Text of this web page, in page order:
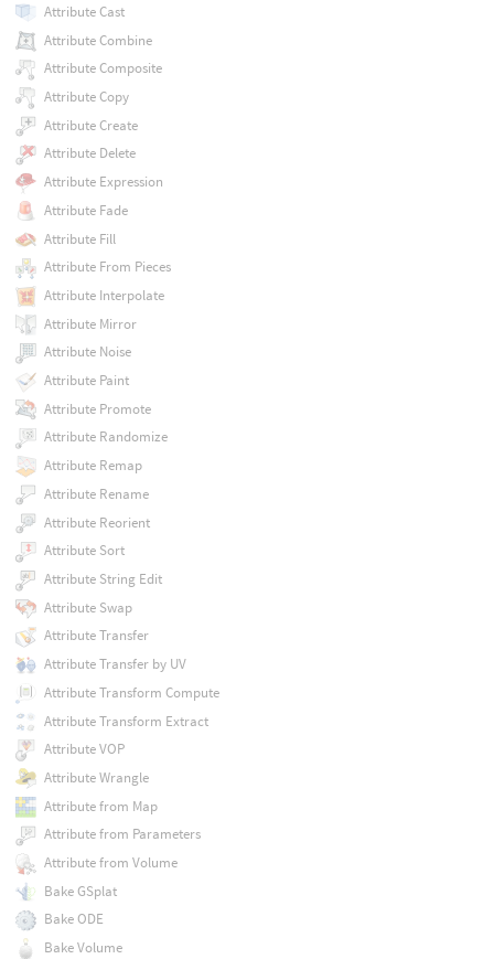
Attribute Cast
Attribute Combine
Attribute Composite
Attribute Copy
Attribute Create
Attribute Delete
Attribute Expression
Attribute Fade
Attribute Fill
Attribute From Pieces
Attribute Interpolate
Attribute Mirror
Attribute Noise
Attribute Paint
Attribute Promote
Attribute Randomize
Attribute Remap
Attribute Rename
Attribute Reorient
Attribute Sort
Attribute String Edit
Attribute Swap
Attribute Transfer
Attribute Transfer by UV
Attribute Transform Compute
Attribute Transform Extract
Attribute VOP
Attribute Wrangle
Attribute from Map
Attribute from Parameters
Attribute from Volume
Bake GSplat
Bake ODE
Bake Volume